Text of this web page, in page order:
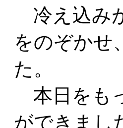
冷え込み
をのぞかせ
た。
本日をも
ができまし